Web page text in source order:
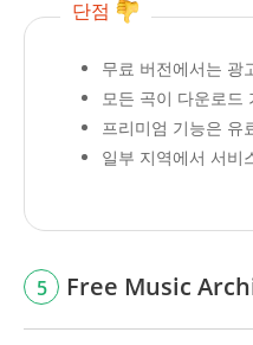
단점
무료 버전에서는 광
모든 곡이 다운로드
프리미엄 기능은 유
일부 지역에서 서비
5 Free Music